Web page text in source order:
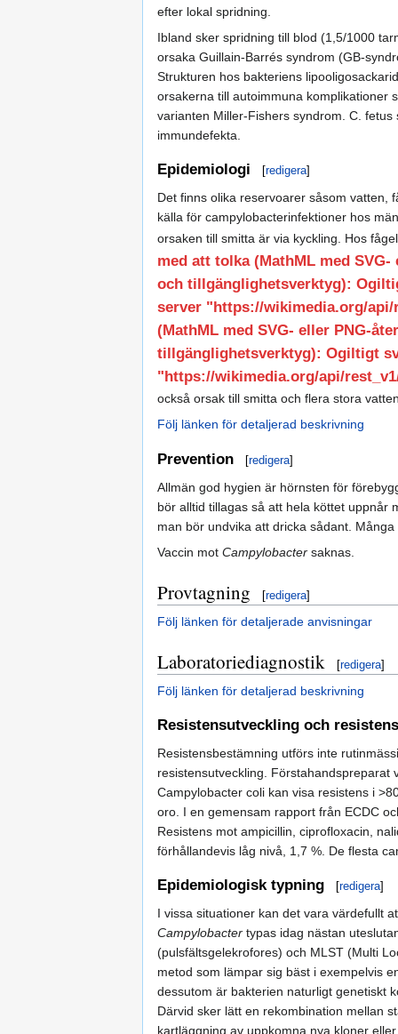
efter lokal spridning.
Ibland sker spridning till blod (1,5/1000
orsaka Guillain-Barrés syndrom (GB-
Strukturen hos bakteriens
orsakerna till autoimmuna komplikationer
varianten Miller-Fishers syndrom. C.
immundefekta.
Epidemiologi [redigera]
Det finns olika reservoarer såsom vatten,
källa för campylobacterinfektioner hos
orsaken till smitta är via kyckling. Hos
med att tolka (MathML med
och tillgänglighetsverktyg):
server "https://wikimedia.org/
(MathML med SVG- eller PNG-
tillgänglighetsverktyg): Ogiltigt
"https://wikimedia.org/api/
också orsak till smitta och flera stora
Följ länken för detaljerad beskrivning
Prevention [redigera]
Allmän god hygien är hörnsten för
bör alltid tillagas så att hela köttet uppnår
man bör undvika att dricka sådant.
Vaccin mot Campylobacter saknas.
Provtagning [redigera]
Följ länken för detaljerade anvisningar
Laboratoriediagnostik [redigera]
Följ länken för detaljerad beskrivning
Resistensutveckling och
Resistensbestämning utförs inte
resistensutveckling. Förstahandspreparat
Campylobacter coli kan visa resistens i
oro. I en gemensam rapport från ECDC
Resistens mot ampicillin, ciprofloxacin,
förhållandevis låg nivå, 1,7 %. De flesta
Epidemiologisk typning [redigera]
I vissa situationer kan det vara värdefullt
Campylobacter typas idag nästan
(pulsfältsgelekrofores) och MLST (Multi
metod som lämpar sig bäst i exempelvis
dessutom är bakterien naturligt genetiskt
Därvid sker lätt en rekombination mellan
kartläggning av uppkomna nya kloner